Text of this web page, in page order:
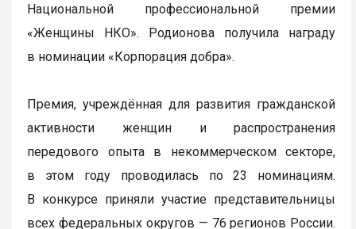
Национальной профессиональной премии
«Женщины НКО». Родионова получила награду
в номинации «Корпорация добра».
Премия, учреждённая для развития гражданской
активности женщин и распространения
передового опыта в некоммерческом секторе,
в этом году проводилась по 23 номинациям.
В конкурсе приняли участие представительницы
всех федеральных округов — 76 регионов России.